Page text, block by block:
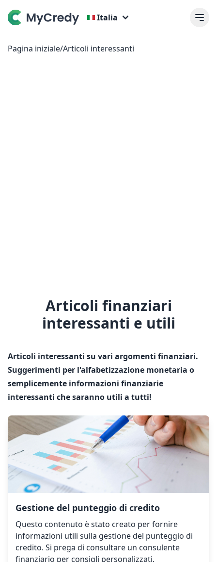
Italia
Pagina iniziale/Articoli interessanti
Articoli finanziari
interessanti e utili
Articoli interessanti su vari argomenti finanziari.
Suggerimenti per l'alfabetizzazione monetaria o
semplicemente informazioni finanziarie
interessanti che saranno utili a tutti!
Gestione del punteggio di credito
Questo contenuto è stato creato per fornire
informazioni utili sulla gestione del punteggio di
credito. Si prega di consultare un consulente
finanziario per consigli personalizzati.